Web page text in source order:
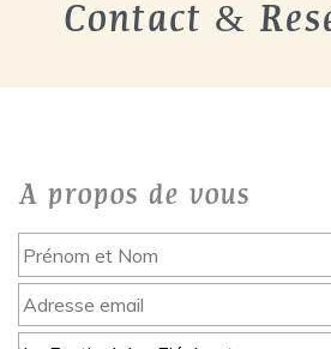
Contact &
A propos de vous